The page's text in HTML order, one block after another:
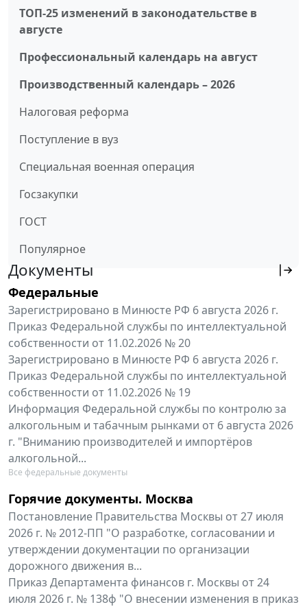
ТОП-25 изменений в законодательстве в
августе
Профессиональный календарь на август
Производственный календарь – 2026
Налоговая реформа
Поступление в вуз
Специальная военная операция
Госзакупки
ГОСТ
Популярное
Документы
Федеральные
Зарегистрировано в Минюсте РФ 6 августа 2026 г.
Приказ Федеральной службы по интеллектуальной
собственности от 11.02.2026 № 20
Зарегистрировано в Минюсте РФ 6 августа 2026 г.
Приказ Федеральной службы по интеллектуальной
собственности от 11.02.2026 № 19
Информация Федеральной службы по контролю за
алкогольным и табачным рынками от 6 августа 2026
г. "Вниманию производителей и импортёров
алкогольной...
Все федеральные документы
Горячие документы. Москва
Постановление Правительства Москвы от 27 июля
2026 г. № 2012-ПП "О разработке, согласовании и
утверждении документации по организации
дорожного движения в...
Приказ Департамента финансов г. Москвы от 24
июля 2026 г. № 138ф "О внесении изменения в приказ